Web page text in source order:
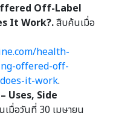
Off-Label
It Work?.สืบค้นเมื่อ
health-
offered-off-
it-work.
Uses, Side
เมื่อวันที่ 30 เมษายน